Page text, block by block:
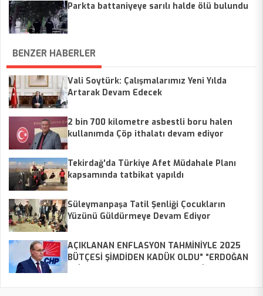
Parkta battaniyeye sarılı halde ölü bulundu
BENZER HABERLER
Vali Soytürk: Çalışmalarımız Yeni Yılda
Artarak Devam Edecek
2 bin 700 kilometre asbestli boru halen
kullanımda Çöp ithalatı devam ediyor
Tekirdağ'da Türkiye Afet Müdahale Planı
kapsamında tatbikat yapıldı
Süleymanpaşa Tatil Şenliği Çocukların
Yüzünü Güldürmeye Devam Ediyor
AÇIKLANAN ENFLASYON TAHMİNİYLE 2025
BÜTÇESİ ŞİMDİDEN KADÜK OLDU” “ERDOĞAN